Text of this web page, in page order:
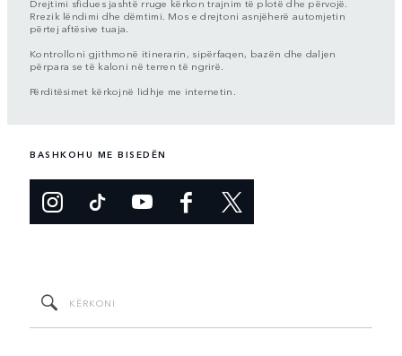
Rrezik lëndimi dhe dëmtimi. Mos e drejtoni asnjëherë automjetin
përtej aftësive tuaja.
Kontrolloni gjithmonë itinerarin, sipërfaqen, bazën dhe daljen
përpara se të kaloni në terren të ngrirë.
Përditësimet kërkojnë lidhje me internetin.
BASHKOHU ME BISEDËN